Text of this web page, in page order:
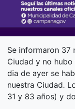
Se informaron 37
Ciudad y no
dia de ayer se
nuestra Ciudad.
31 y 83 años) y